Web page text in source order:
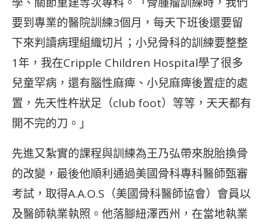
要到專業的醫院訓練3個月，每天下班後還要留
下來判讀病理組織切片；小兒骨科的訓練要整整
1年，我在Cripple Children Hospital學了很多
兒童罕病，還有腦性麻痺、小兒麻痺後置症的處
置，先天性杵狀足（club foot）等等，天天都有
開不完的刀。」
先進又紮實的課程與訓練為王乃弘帶來脫胎換骨
的改變，最後他順利通過美國骨科專科醫師甄審
考試，取得A.A.O.S（美國骨科醫師協會）會員以
及醫師執業執照。他落腳紐澤西州，在當地執業